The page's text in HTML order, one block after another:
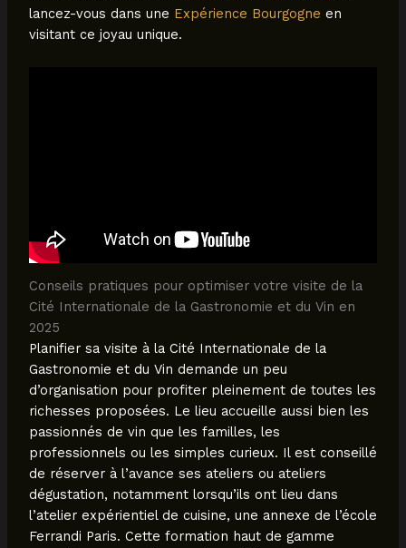
lancez-vous dans une Expérience Bourgogne en
visitant ce joyau unique.
Conseils pratiques pour optimiser votre visite de la
Cité Internationale de la Gastronomie et du Vin en
2025
Planifier sa visite à la Cité Internationale de la
Gastronomie et du Vin demande un peu
d’organisation pour profiter pleinement de toutes les
richesses proposées. Le lieu accueille aussi bien les
passionnés de vin que les familles, les
professionnels ou les simples curieux. Il est conseillé
de réserver à l’avance ses ateliers ou ateliers
dégustation, notamment lorsqu’ils ont lieu dans
l’atelier expérientiel de cuisine, une annexe de l’école
Ferrandi Paris. Cette formation haut de gamme